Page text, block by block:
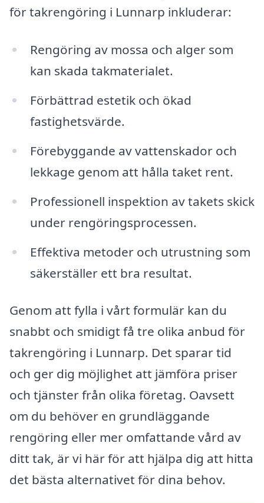
för takrengöring i Lunnarp inkluderar:
Rengöring av mossa och alger som
kan skada takmaterialet.
Förbättrad estetik och ökad
fastighetsvärde.
Förebyggande av vattenskador och
lekkage genom att hålla taket rent.
Professionell inspektion av takets skick
under rengöringsprocessen.
Effektiva metoder och utrustning som
säkerställer ett bra resultat.
Genom att fylla i vårt formulär kan du
snabbt och smidigt få tre olika anbud för
takrengöring i Lunnarp. Det sparar tid
och ger dig möjlighet att jämföra priser
och tjänster från olika företag. Oavsett
om du behöver en grundläggande
rengöring eller mer omfattande vård av
ditt tak, är vi här för att hjälpa dig att hitta
det bästa alternativet för dina behov.